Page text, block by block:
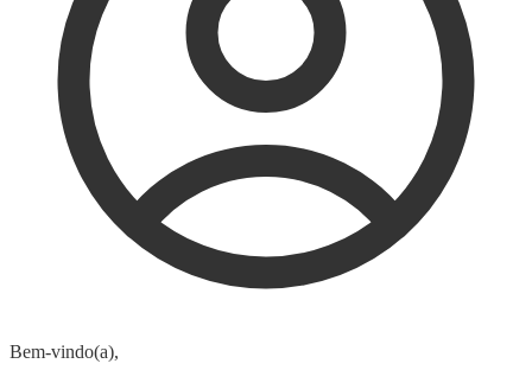
Bem-vindo(a),